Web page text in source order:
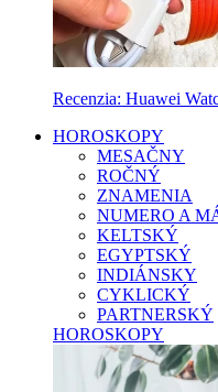
Recenzia: Huawei
HOROSKOPY
MESAČNY
ROČNÝ
ZNAMENIA
NUMERO A
KELTSKÝ
EGYPTSKÝ
INDIÁNSKY
CYKLICKÝ
PARTNERSKÝ
HOROSKOPY